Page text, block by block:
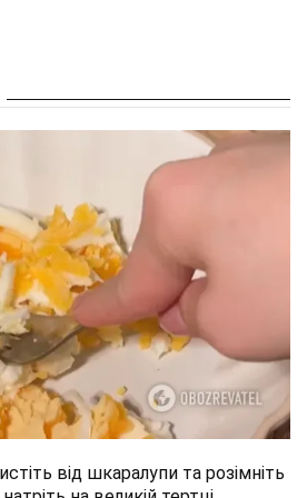
від шкаралупи та розімніть